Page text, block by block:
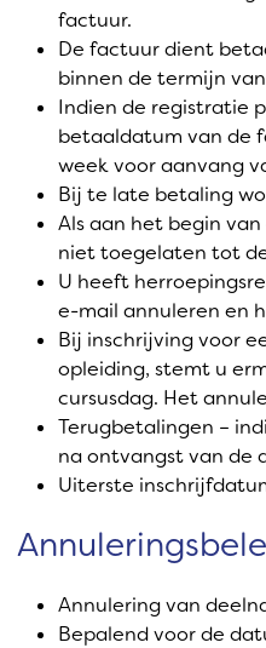
factuur.
De factuur dient
binnen de termijn
Indien de registratie
betaaldatum van de
week voor aanvang
Bij te late betaling
Als aan het begin
niet toegelaten tot
U heeft
e-mail annuleren en
Bij inschrijving voor
opleiding, stemt u
cursusdag. Het
Terugbetalingen –
na ontvangst van de
Uiterste
Annulering van
Bepalend voor de